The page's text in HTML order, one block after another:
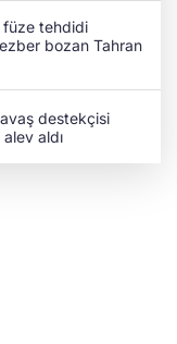
füze tehdidi
bozan Tahran
destekçisi
aldı